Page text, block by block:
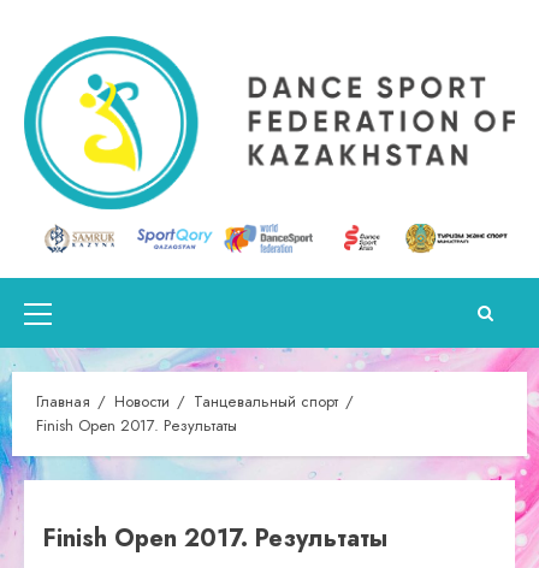
содержимому
Основное
меню
Главная Новости
Танцевальный спорт
Finish Open 2017. Результаты
Finish Open 2017. Результаты